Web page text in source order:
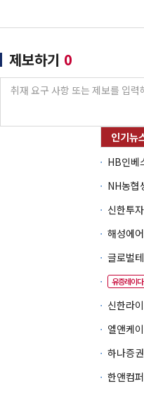
제보하기 0
유증레이다